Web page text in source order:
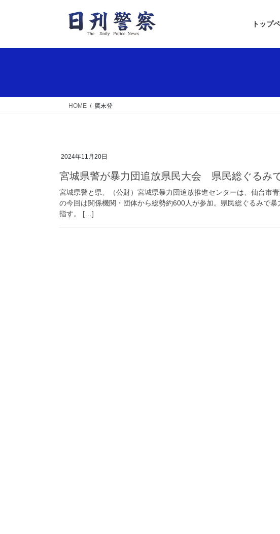
トップ
HOME 廣末登
2024年11月20日
宮城県警が暴力団追放県民大会 県民総ぐるみ
宮城県警と県、（公財）宮城県暴力団追放推進センターは、仙台市
の今回は関係機関・団体から総勢約600人が参加。県民総ぐるみで
指す。 […]